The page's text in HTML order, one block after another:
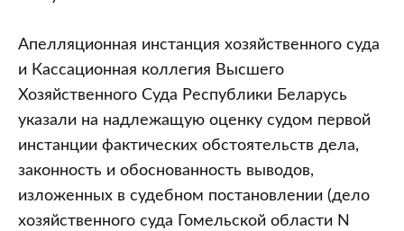
Апелляционная инстанция хозяйственного суда
и Кассационная коллегия Высшего
Хозяйственного Суда Республики Беларусь
указали на надлежащую оценку судом первой
инстанции фактических обстоятельств дела,
законность и обоснованность выводов,
изложенных в судебном постановлении (дело
хозяйственного суда Гомельской области N